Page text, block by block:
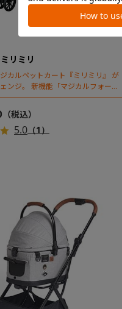
リミリ
カルペットカート『ミリミリ』 が
ンジ。 新機能「マジカルフォール
5.0 （1）